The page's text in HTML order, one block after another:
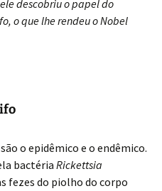
descobriu o papel do
o que lhe rendeu o Nobel
o epidêmico e o endêmico.
bactéria Rickettsia
fezes do piolho do corpo